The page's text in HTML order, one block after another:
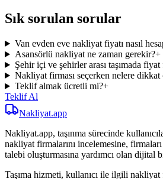
Sık sorulan sorular
Van evden eve nakliyat fiyatı nasıl
Asansörlü nakliyat ne zaman gerekir?+
Şehir içi ve şehirler arası taşımada fiyat
Nakliyat firması seçerken nelere
Teklif almak ücretli mi?+
Teklif Al
Nakliyat.app
Nakliyat.app, taşınma sürecinde
nakliyat firmalarını incelemesine, firmaları
talebi oluşturmasına yardımcı olan dijital
Taşıma hizmeti, kullanıcı ile ilgili nakliyat